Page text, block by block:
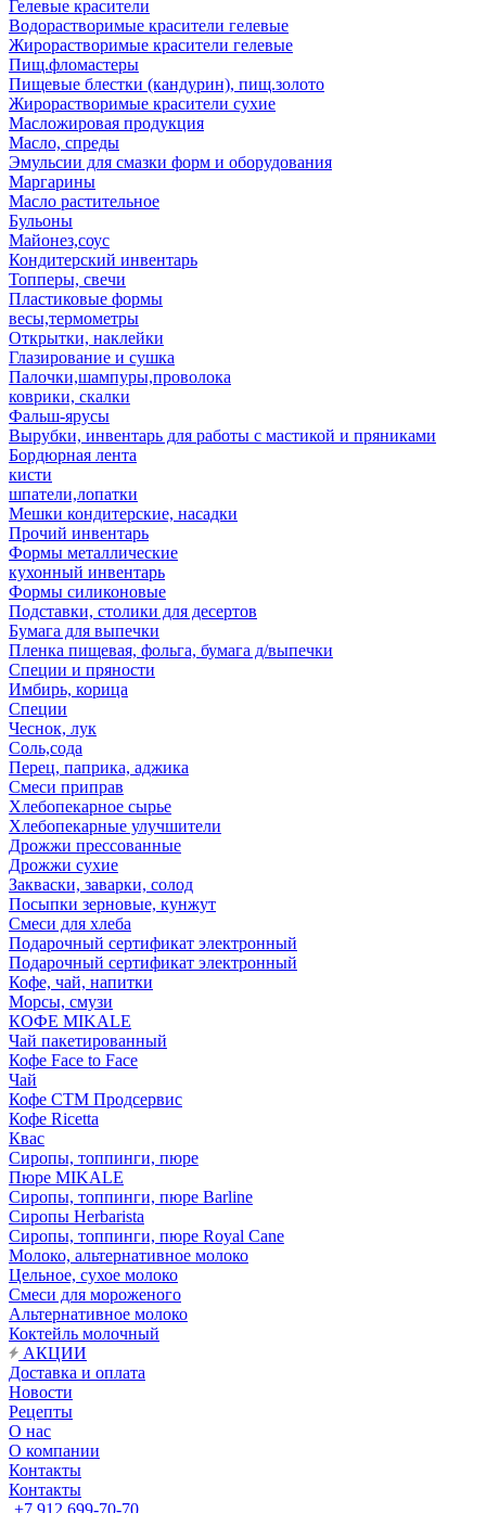
Гелевые красители
Водорастворимые красители гелевые
Жирорастворимые красители гелевые
Пищ.фломастеры
Пищевые блестки (кандурин), пищ.золото
Жирорастворимые красители сухие
Масложировая продукция
Масло, спреды
Эмульсии для смазки форм и оборудования
Маргарины
Масло растительное
Бульоны
Майонез,соус
Кондитерский инвентарь
Топперы, свечи
Пластиковые формы
весы,термометры
Открытки, наклейки
Глазирование и сушка
Палочки,шампуры,проволока
коврики, скалки
Фальш-ярусы
Вырубки, инвентарь для работы с мастикой и пряниками
Бордюрная лента
кисти
шпатели,лопатки
Мешки кондитерские, насадки
Прочий инвентарь
Формы металлические
кухонный инвентарь
Формы силиконовые
Подставки, столики для десертов
Бумага для выпечки
Пленка пищевая, фольга, бумага д/выпечки
Специи и пряности
Имбирь, корица
Специи
Чеснок, лук
Соль,сода
Перец, паприка, аджика
Смеси приправ
Хлебопекарное сырье
Хлебопекарные улучшители
Дрожжи прессованные
Дрожжи сухие
Закваски, заварки, солод
Посыпки зерновые, кунжут
Смеси для хлеба
Подарочный сертификат электронный
Подарочный сертификат электронный
Кофе, чай, напитки
Морсы, смузи
КОФЕ MIKALE
Чай пакетированный
Кофе Face to Face
Чай
Кофе СТМ Продсервис
Кофе Ricetta
Квас
Сиропы, топпинги, пюре
Пюре MIKALE
Сиропы, топпинги, пюре Barline
Сиропы Herbarista
Сиропы, топпинги, пюре Royal Cane
Молоко, альтернативное молоко
Цельное, сухое молоко
Смеси для мороженого
Альтернативное молоко
Коктейль молочный
АКЦИИ
Доставка и оплата
Новости
Рецепты
О нас
О компании
Контакты
Контакты
+7 912 699-70-70